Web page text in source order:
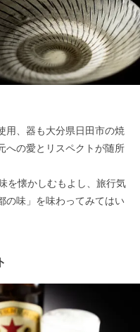
用、器も大分県日田市の焼
への愛とリスペクトが随所
を懐かしむもよし、旅行気
の味」を味わってみてはい